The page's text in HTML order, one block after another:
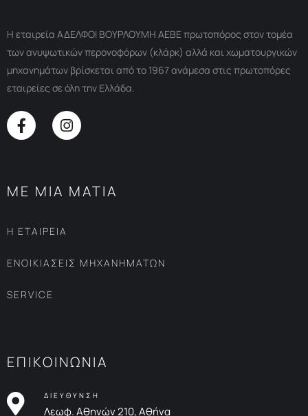
Η εταιρεία ΑΔΕΛΦΟΙ ΒΟΥΡΛΟΥΜΗ ΑΕΒΕ πρωτοπόρος στον τομέα
των ανυψωτικών περονοφόρων (κλάρκ) αλλά και χωματουργικών
μηχανημάτων βρίσκεται από το 1967 ανάμεσα στις πρωτοπόρες
εταιρείες σε όλη την Ελλάδα.
ΜΕ ΜΙΑ ΜΑΤΙΑ
Η ΕΤΑΙΡΕΙΑ
ΕΝΟΙΚΙΑΣΕΙΣ ΜΗΧΑΝΗΜΑΤΩΝ
SERVICE
ΕΠΙΚΟΙΝΩΝΙΑ
ΔΙΕΥΘΥΝΣΗ
Λεωφ. Αθηνών 210, Αθήνα